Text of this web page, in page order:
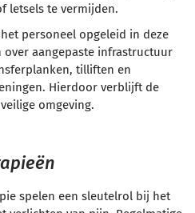
letsels te vermijden.
personeel opgeleid in deze
aangepaste infrastructuur
tilliften en
Hierdoor verblijft de
omgeving.
spelen een sleutelrol bij het